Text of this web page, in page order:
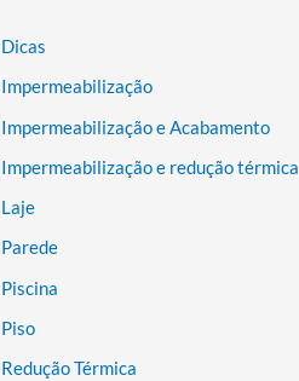
Dicas
Impermeabilização
Impermeabilização e Acabamento
Impermeabilização e redução térmica
Laje
Parede
Piscina
Piso
Redução Térmica